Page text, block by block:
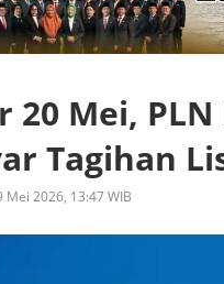
20 Mei,
Tagihan
Mei 2026, 13:47 WIB